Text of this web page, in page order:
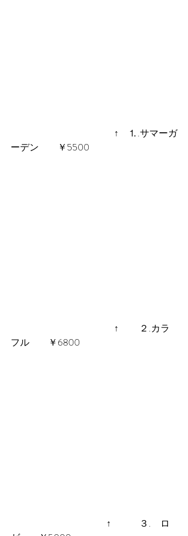
↑　⒈.サマーガ
ーデン　　￥5500
↑　　 ２.カラ
フル　　￥6800